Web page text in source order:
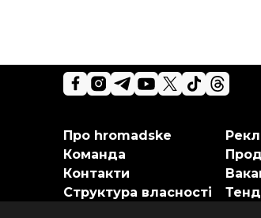
Про hromadske
Команда
Контакти
Структура власності